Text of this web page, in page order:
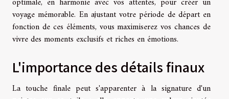
voyage mémorable. En ajustant votre période de départ en
fonction de ces éléments, vous maximiserez vos chances de
vivre des moments exclusifs et riches en émotions.
L'importance des détails finaux
La touche finale peut s'apparenter à la signature d'un